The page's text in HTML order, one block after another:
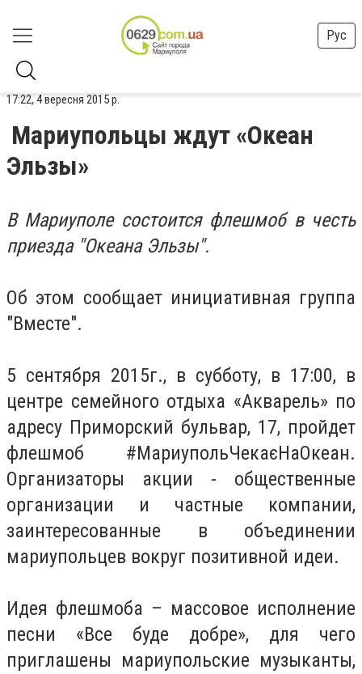
Рус
17:22, 4 вересня 2015 р.
Мариупольцы ждут «Океан
Эльзы»
В Мариуполе состоится флешмоб в честь
приезда "Океана Эльзы".
Об этом сообщает инициативная группа
"Вместе".
5 сентября 2015г., в субботу, в 17:00, в
центре семейного отдыха «Акварель» по
адресу Приморский бульвар, 17, пройдет
флешмоб #МариупольЧекаєНаОкеан.
Организаторы акции - общественные
организации и частные компании,
заинтересованные в объединении
мариупольцев вокруг позитивной идеи.
Идея флешмоба – массовое исполнение
песни «Все буде добре», для чего
приглашены мариупольские музыканты,